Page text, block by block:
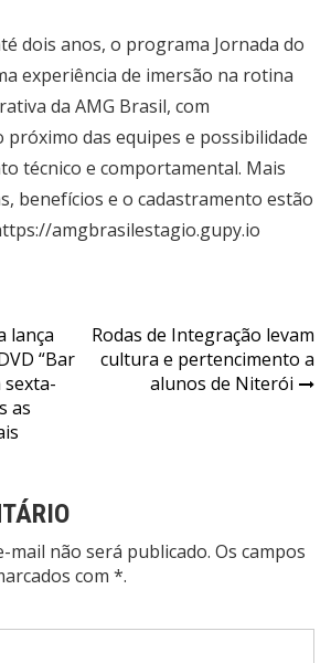
dois anos, o programa Jornada do
experiência de imersão na rotina
da AMG Brasil, com
das equipes e possibilidade
técnico e comportamental. Mais
benefícios e o cadastramento estão
amgbrasilestagio.gupy.io
lança
“Bar
sexta-
as
Rodas de Integração levam
cultura e pertencimento a
alunos de Niterói
mail não será publicado. Os campos
com *.